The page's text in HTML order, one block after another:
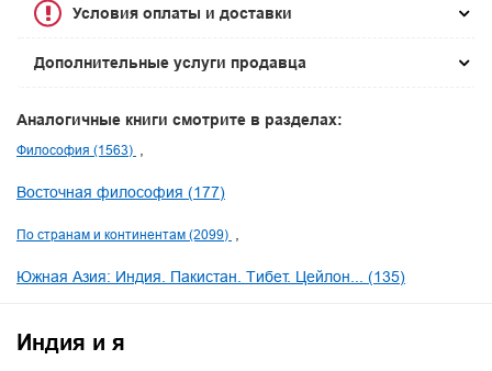
Условия оплаты и доставки
Дополнительные услуги продавца
Аналогичные книги смотрите в разделах:
Философия (1563)
Восточная философия (177)
По странам и континентам (2099)
Южная Азия: Индия. Пакистан. Тибет. Цейлон... (135)
Индия и я